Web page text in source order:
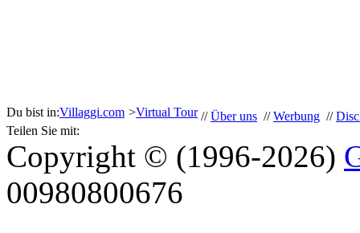
Du bist in:Villaggi.com >Virtual Tour//Über uns //Werbung //
Teilen Sie mit:
Copyright © (1996-2026)
00980800676